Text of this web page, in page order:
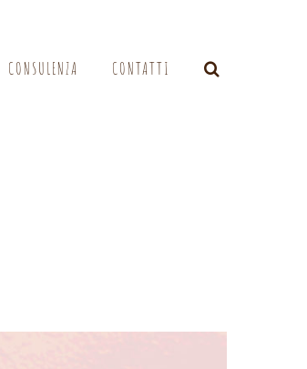
CONSULENZA CONTATTI